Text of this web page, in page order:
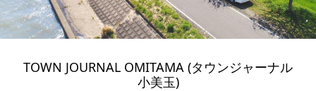
TOWN JOURNAL OMITAMA (タウンジャーナル
小美玉)